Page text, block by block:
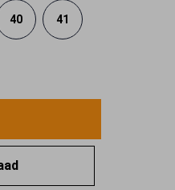
40 41